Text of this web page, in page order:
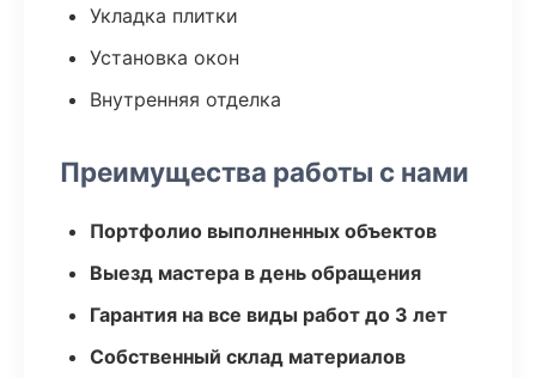
Укладка плитки
Установка окон
Внутренняя отделка
Преимущества работы с нами
Портфолио выполненных объектов
Выезд мастера в день обращения
Гарантия на все виды работ до 3 лет
Собственный склад материалов